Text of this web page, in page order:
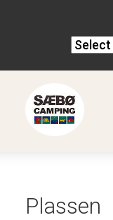
Plassen